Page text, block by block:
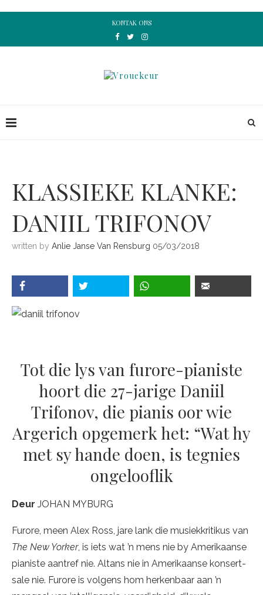
KONTAK ONS
KLASSIEKE KLANKE:
DANIIL TRIFONOV
written by Anlie Janse Van Rensburg 05/03/2018
Tot die lys van furore-pianiste
hoort die 27-jarige Daniil
Trifonov, die pianis oor wie
Argerich opgemerk het: “Wat hy
met sy hande doen, is tegnies
ongelooflik
Deur JOHAN MYBURG
Furore, meen Alex Ross, jare lank die musiekkritikus van
The New Yorker, is iets wat ’n mens nie by Amerikaanse
pianiste aantref nie. Altans nie in Amerikaanse konsert-
sale nie. Furore is volgens hom herkenbaar aan ’n